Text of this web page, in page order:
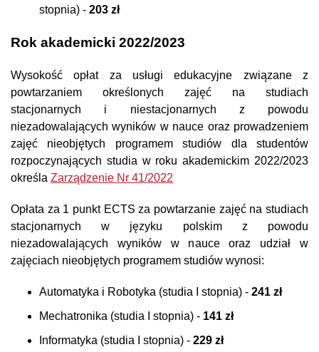
stopnia) - 203 zł
Rok akademicki 2022/2023
Wysokość opłat za usługi edukacyjne związane z
powtarzaniem określonych zajęć na studiach
stacjonarnych i niestacjonarnych z powodu
niezadowalających wyników w nauce oraz prowadzeniem
zajęć nieobjętych programem studiów dla studentów
rozpoczynających studia w roku akademickim 2022/2023
określa Zarządzenie Nr 41/2022
Opłata za 1 punkt ECTS za powtarzanie zajęć na studiach
stacjonarnych w języku polskim z powodu
niezadowalających wyników w nauce oraz udział w
zajęciach nieobjętych programem studiów wynosi:
Automatyka i Robotyka (studia I stopnia) - 241 zł
Mechatronika (studia I stopnia) - 141 zł
Informatyka (studia I stopnia) - 229 zł